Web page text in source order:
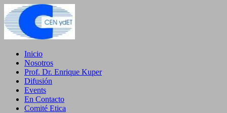
Inicio
Nosotros
Prof. Dr. Enrique Kuper
Difusión
Events
En Contacto
Comité Etica